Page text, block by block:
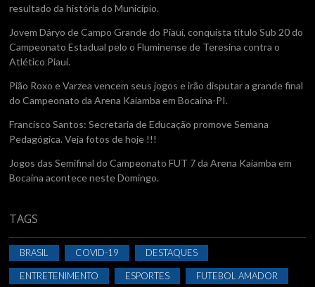
resultado da história do Município.
Jovem Dáryo de Campo Grande do Piauí, conquista titulo Sub 20 do
Campeonato Estadual pelo o Fluminense de Teresina contra o
Atlético Piaui.
Pião Roxo e Varzea vencem seus jogos e irão disputar a grande final
do Campeonato da Arena Kaiamba em Bocaina-PI.
Francisco Santos: Secretaria de Educação promove Semana
Pedagógica. Veja fotos de hoje !!!
Jogos das Semifinal do Campeonato FUT 7 da Arena Kaiamba em
Bocaina acontece neste Domingo.
TAGS
BRASIL COVID-19 DESTAQUES
ENTRETENIMENTO ESPORTES FUTEBOL AMADOR